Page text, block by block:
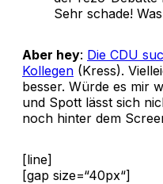
Sehr schade!
Aber hey: Die CDU
Kollegen (Kress).
besser. Würde es mir
und Spott lässt sich
noch hinter dem
[line]
[gap size=“40px“]